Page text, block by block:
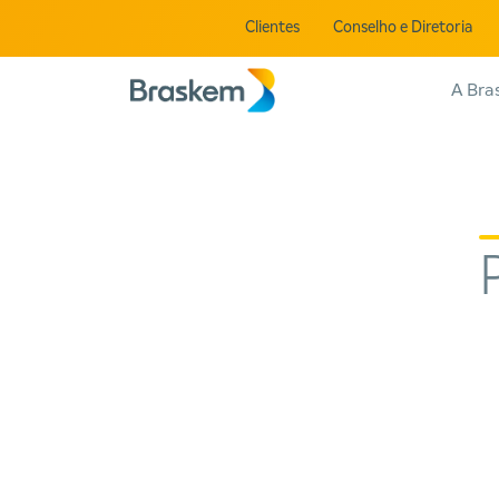
Clientes Conselho e Diretoria
A